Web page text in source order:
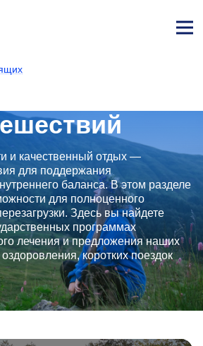
т
и качественный отдых —
для поддержания
баланса. В этом разделе
для полноценного
Здесь вы найдете
программах
лечения и предложения наших
коротких поездок